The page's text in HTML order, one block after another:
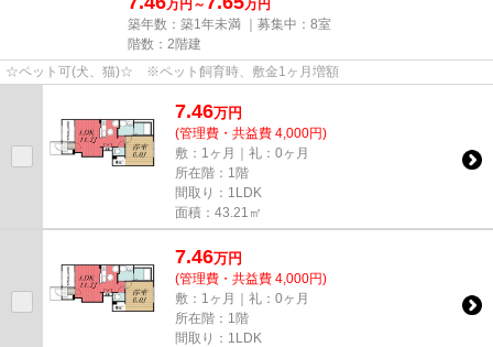
万円～
万円
築年数：築1年未満 ｜募集中： 8室
階数：2階建
☆ペット可(犬、猫)☆ ※ペット飼育時、敷金1ヶ月増額
7.46万円
(管理費・共益費 4,000円)
敷：1ヶ月｜礼：0ヶ月
所在階：1階
間取り：1LDK
面積：43.21㎡
7.46万円
(管理費・共益費 4,000円)
敷：1ヶ月｜礼：0ヶ月
所在階：1階
間取り：1LDK